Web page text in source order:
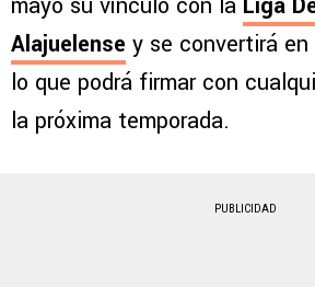
mayo su vínculo con la Liga
Alajuelense y se convertirá
lo que podrá firmar con
la próxima temporada.
PUBLICIDAD